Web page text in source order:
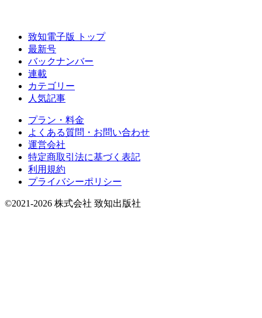
致知電子版 トップ
最新号
バックナンバー
連載
カテゴリー
人気記事
プラン・料金
よくある質問・お問い合わせ
運営会社
特定商取引法に基づく表記
利用規約
プライバシーポリシー
©2021-2026 株式会社 致知出版社